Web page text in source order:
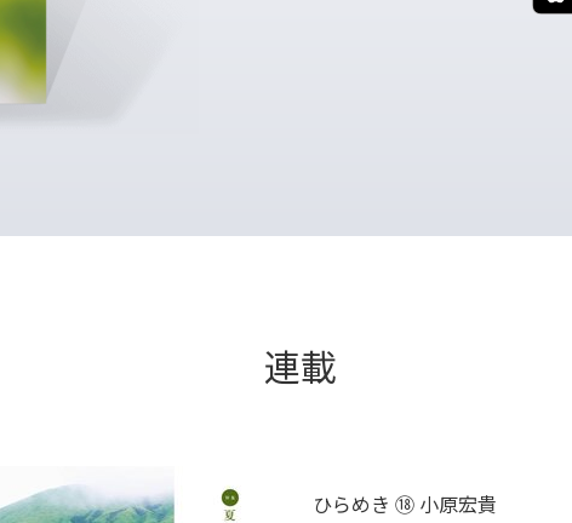
連載
ひらめき ⑱ 小原宏貴